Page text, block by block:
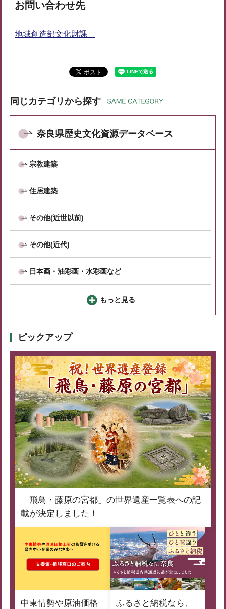
お問い合わせ先
地域創造部文化財課
同じカテゴリから探す
奈良県歴史文化資源データベース
宗教建築
住居建築
その他(近世以前)
その他(近代)
日本画・油彩画・水彩画など
もっと見る
ピックアップ
「飛鳥・藤原の宮都」の世界遺産一覧表への記
載が決定しました！
中東情勢や原油価格
ふるさと納税なら、